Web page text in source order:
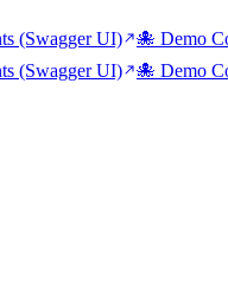
(Swagger UI)
🐙 Demo
(Swagger UI) 🐙 Demo